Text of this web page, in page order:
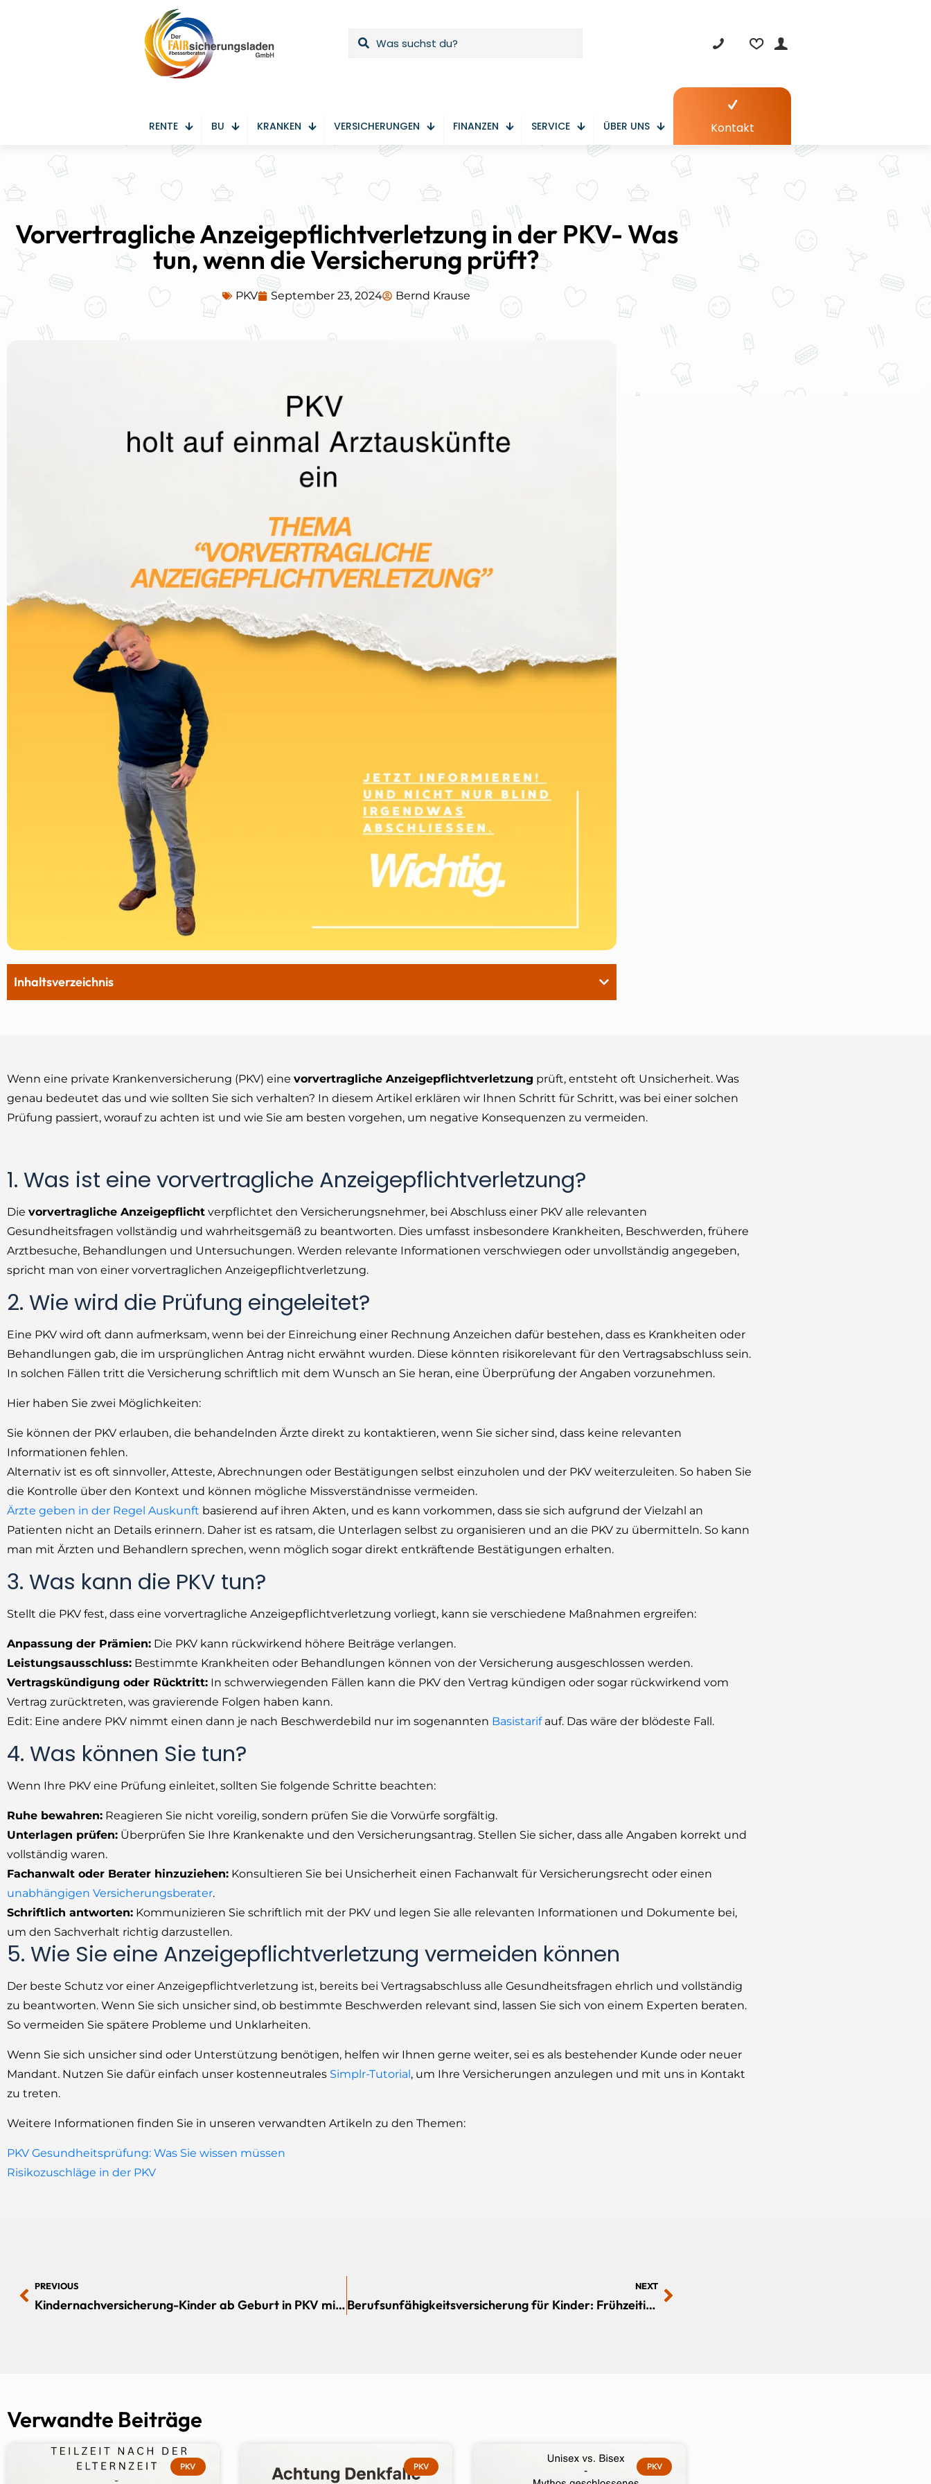
RENTE BU KRANKEN VERSICHERUNGEN FINANZEN SERVICE ÜBER UNS Kontakt
Vorvertragliche Anzeigepflichtverletzung in der PKV- Was
tun, wenn die Versicherung prüft?
PKV September 23, 2024 Bernd Krause
Inhaltsverzeichnis
Wenn eine private Krankenversicherung (PKV) eine vorvertragliche Anzeigepflichtverletzung prüft, entsteht oft Unsicherheit. Was
genau bedeutet das und wie sollten Sie sich verhalten? In diesem Artikel erklären wir Ihnen Schritt für Schritt, was bei einer solchen
Prüfung passiert, worauf zu achten ist und wie Sie am besten vorgehen, um negative Konsequenzen zu vermeiden.
1. Was ist eine vorvertragliche Anzeigepflichtverletzung?
Die vorvertragliche Anzeigepflicht verpflichtet den Versicherungsnehmer, bei Abschluss einer PKV alle relevanten
Gesundheitsfragen vollständig und wahrheitsgemäß zu beantworten. Dies umfasst insbesondere Krankheiten, Beschwerden, frühere
Arztbesuche, Behandlungen und Untersuchungen. Werden relevante Informationen verschwiegen oder unvollständig angegeben,
spricht man von einer vorvertraglichen Anzeigepflichtverletzung.
2. Wie wird die Prüfung eingeleitet?
Eine PKV wird oft dann aufmerksam, wenn bei der Einreichung einer Rechnung Anzeichen dafür bestehen, dass es Krankheiten oder
Behandlungen gab, die im ursprünglichen Antrag nicht erwähnt wurden. Diese könnten risikorelevant für den Vertragsabschluss sein.
In solchen Fällen tritt die Versicherung schriftlich mit dem Wunsch an Sie heran, eine Überprüfung der Angaben vorzunehmen.
Hier haben Sie zwei Möglichkeiten:
Sie können der PKV erlauben, die behandelnden Ärzte direkt zu kontaktieren, wenn Sie sicher sind, dass keine relevanten
Informationen fehlen.
Alternativ ist es oft sinnvoller, Atteste, Abrechnungen oder Bestätigungen selbst einzuholen und der PKV weiterzuleiten. So haben Sie
die Kontrolle über den Kontext und können mögliche Missverständnisse vermeiden.
Ärzte geben in der Regel Auskunft basierend auf ihren Akten, und es kann vorkommen, dass sie sich aufgrund der Vielzahl an
Patienten nicht an Details erinnern. Daher ist es ratsam, die Unterlagen selbst zu organisieren und an die PKV zu übermitteln. So kann
man mit Ärzten und Behandlern sprechen, wenn möglich sogar direkt entkräftende Bestätigungen erhalten.
3. Was kann die PKV tun?
Stellt die PKV fest, dass eine vorvertragliche Anzeigepflichtverletzung vorliegt, kann sie verschiedene Maßnahmen ergreifen:
Anpassung der Prämien: Die PKV kann rückwirkend höhere Beiträge verlangen.
Leistungsausschluss: Bestimmte Krankheiten oder Behandlungen können von der Versicherung ausgeschlossen werden.
Vertragskündigung oder Rücktritt: In schwerwiegenden Fällen kann die PKV den Vertrag kündigen oder sogar rückwirkend vom
Vertrag zurücktreten, was gravierende Folgen haben kann.
Edit: Eine andere PKV nimmt einen dann je nach Beschwerdebild nur im sogenannten Basistarifauf. Das wäre der blödeste Fall.
4. Was können Sie tun?
Wenn Ihre PKV eine Prüfung einleitet, sollten Sie folgende Schritte beachten:
Ruhe bewahren: Reagieren Sie nicht voreilig, sondern prüfen Sie die Vorwürfe sorgfältig.
Unterlagen prüfen: Überprüfen Sie Ihre Krankenakte und den Versicherungsantrag. Stellen Sie sicher, dass alle Angaben korrekt und
vollständig waren.
Fachanwalt oder Berater hinzuziehen: Konsultieren Sie bei Unsicherheit einen Fachanwalt für Versicherungsrecht oder einen
unabhängigen Versicherungsberater.
Schriftlich antworten: Kommunizieren Sie schriftlich mit der PKV und legen Sie alle relevanten Informationen und Dokumente bei,
um den Sachverhalt richtig darzustellen.
5. Wie Sie eine Anzeigepflichtverletzung vermeiden können
Der beste Schutz vor einer Anzeigepflichtverletzung ist, bereits bei Vertragsabschluss alle Gesundheitsfragen ehrlich und vollständig
zu beantworten. Wenn Sie sich unsicher sind, ob bestimmte Beschwerden relevant sind, lassen Sie sich von einem Experten beraten.
So vermeiden Sie spätere Probleme und Unklarheiten.
Wenn Sie sich unsicher sind oder Unterstützung benötigen, helfen wir Ihnen gerne weiter, sei es als bestehender Kunde oder neuer
Mandant. Nutzen Sie dafür einfach unser kostenneutrales Simplr-Tutorial, um Ihre Versicherungen anzulegen und mit uns in Kontakt
zu treten.
Weitere Informationen finden Sie in unseren verwandten Artikeln zu den Themen:
PKV Gesundheitsprüfung: Was Sie wissen müssen
Risikozuschläge in der PKV
PREVIOUS
Kindernachversicherung-Kinder ab Geburt in PKV mitversichern
NEXT
Berufsunfähigkeitsversicherung für Kinder: Frühzeitige Absicherung für die Zukunft!
Verwandte Beiträge
PKV PKV PKV